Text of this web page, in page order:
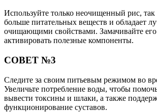
Используйте только неочищенный рис,
больше питательных веществ и обладает
очищающими свойствами. Замачивайте
активировать полезные компоненты.
СОВЕТ №3
Следите за своим питьевым режимом во
Увеличьте потребление воды, чтобы
вывести токсины и шлаки, а также
функционирование суставов.